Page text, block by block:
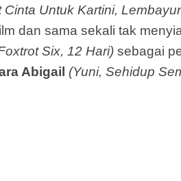
Cinta Untuk Kartini,
dan sama sekali tak
Six, 12 Hari) sebagai
Abigail (Yuni, Sehidup